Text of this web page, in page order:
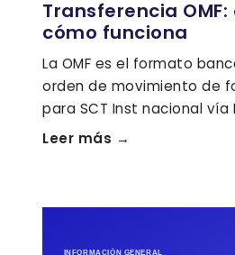
Transferencia OMF:
cómo funciona
La OMF es el formato
orden de movimiento de
para SCT Inst nacional vía
Leer más →